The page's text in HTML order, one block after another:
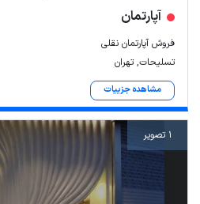
آپارتمان
فروش آپارتمان نقلی
تسلیحات, تهران
مشاهده جزییات
1 تصویر